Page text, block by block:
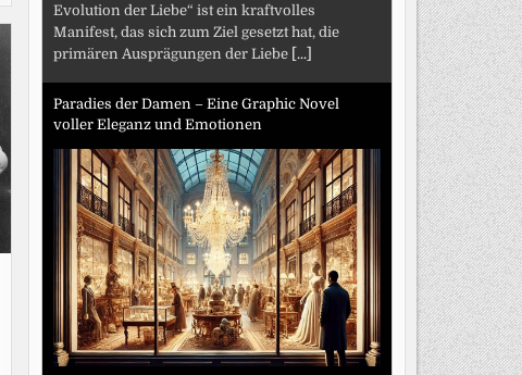
Evolution der Liebe“ ist ein kraftvolles
Manifest, das sich zum Ziel gesetzt hat, die
primären Ausprägungen der Liebe [...]
Paradies der Damen – Eine Graphic Novel
voller Eleganz und Emotionen